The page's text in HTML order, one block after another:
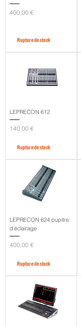
Prix
400,00 €
Rupture de stock
LEPRECON 612
Prix
140,00 €
Rupture de stock
LEPRECON 624 pupitre
d'éclairage
Prix
400,00 €
Rupture de stock